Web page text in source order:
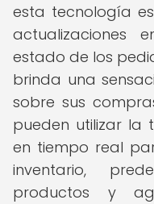
esta tecnología
actualizaciones
estado de los
brinda una
sobre sus
pueden utilizar la
en tiempo real
inventario,
productos y